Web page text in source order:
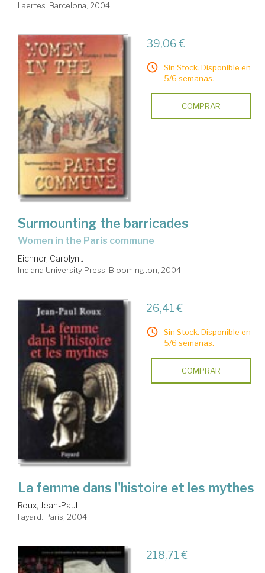
Laertes. Barcelona, 2004
39,06 €
Sin Stock. Disponible en
5/6 semanas.
COMPRAR
Surmounting the barricades
women in the Paris commune
Eichner, Carolyn J.
Indiana University Press. Bloomington, 2004
26,41 €
Sin Stock. Disponible en
5/6 semanas.
COMPRAR
La femme dans l'histoire et les mythes
Roux, Jean-Paul
Fayard. Paris, 2004
218,71 €